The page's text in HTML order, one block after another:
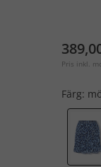
Pris inkl.
Färg: